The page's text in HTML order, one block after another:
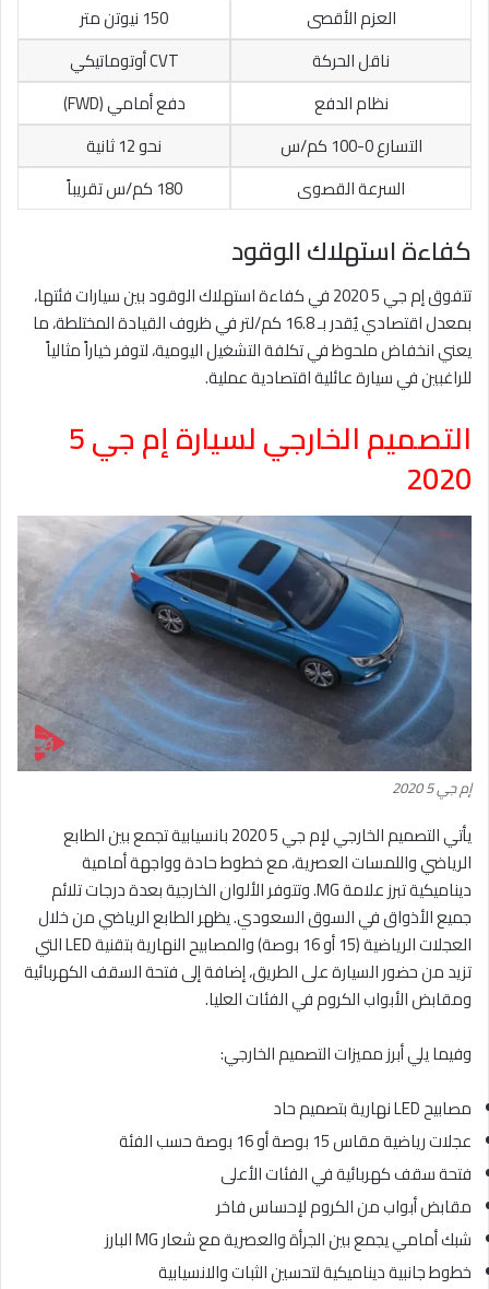
العزم الأقصى
150 نيوتن متر
ناقل الحركة
CVT أوتوماتيكي
نظام الدفع
دفع أمامي (FWD)
التسارع 0-100 كم/س
نحو 12 ثانية
السرعة القصوى
180 كم/س تقريباً
كفاءة استهلاك الوقود
تتفوق إم جي 5 2020 في كفاءة استهلاك الوقود بين سيارات فئتها،
بمعدل اقتصادي يُقدر بـ 16.8 كم/لتر في ظروف القيادة المختلطة، ما
يعني انخفاض ملحوظ في تكلفة التشغيل اليومية، لتوفر خياراً مثالياً
للراغبين في سيارة عائلية اقتصادية عملية.
التصميم الخارجي لسيارة إم جي 5
2020
إم جي 5 2020
يأتي التصميم الخارجي لإم جي 5 2020 بانسيابية تجمع بين الطابع
الرياضي واللمسات العصرية، مع خطوط حادة وواجهة أمامية
ديناميكية تبرز علامة MG. وتتوفر الألوان الخارجية بعدة درجات تلائم
جميع الأذواق في السوق السعودي. يظهر الطابع الرياضي من خلال
العجلات الرياضية (15 أو 16 بوصة) والمصابيح النهارية بتقنية LED التي
تزيد من حضور السيارة على الطريق، إضافة إلى فتحة السقف الكهربائية
ومقابض الأبواب الكروم في الفئات العليا.
وفيما يلي أبرز مميزات التصميم الخارجي:
مصابيح LED نهارية بتصميم حاد
عجلات رياضية مقاس 15 بوصة أو 16 بوصة حسب الفئة
فتحة سقف كهربائية في الفئات الأعلى
مقابض أبواب من الكروم لإحساس فاخر
شبك أمامي يجمع بين الجرأة والعصرية مع شعار MG البارز
خطوط جانبية ديناميكية لتحسين الثبات والانسيابية